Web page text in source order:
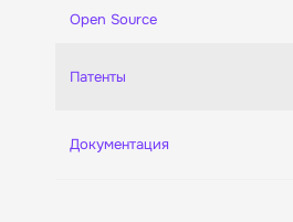
Open Source
Патенты
Документация